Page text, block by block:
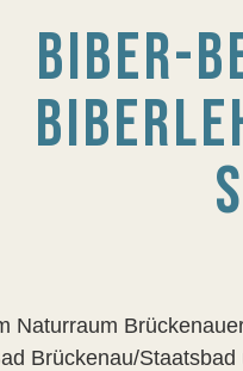
BIBER-
Naturraum
Brückenau/